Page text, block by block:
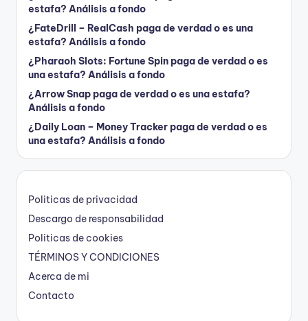
estafa? Análisis a fondo
¿FateDrill – RealCash paga de verdad o es una
estafa? Análisis a fondo
¿Pharaoh Slots: Fortune Spin paga de verdad o es
una estafa? Análisis a fondo
¿Arrow Snap paga de verdad o es una estafa?
Análisis a fondo
¿Daily Loan – Money Tracker paga de verdad o es
una estafa? Análisis a fondo
Politicas de privacidad
Descargo de responsabilidad
Politicas de cookies
TÉRMINOS Y CONDICIONES
Acerca de mi
Contacto